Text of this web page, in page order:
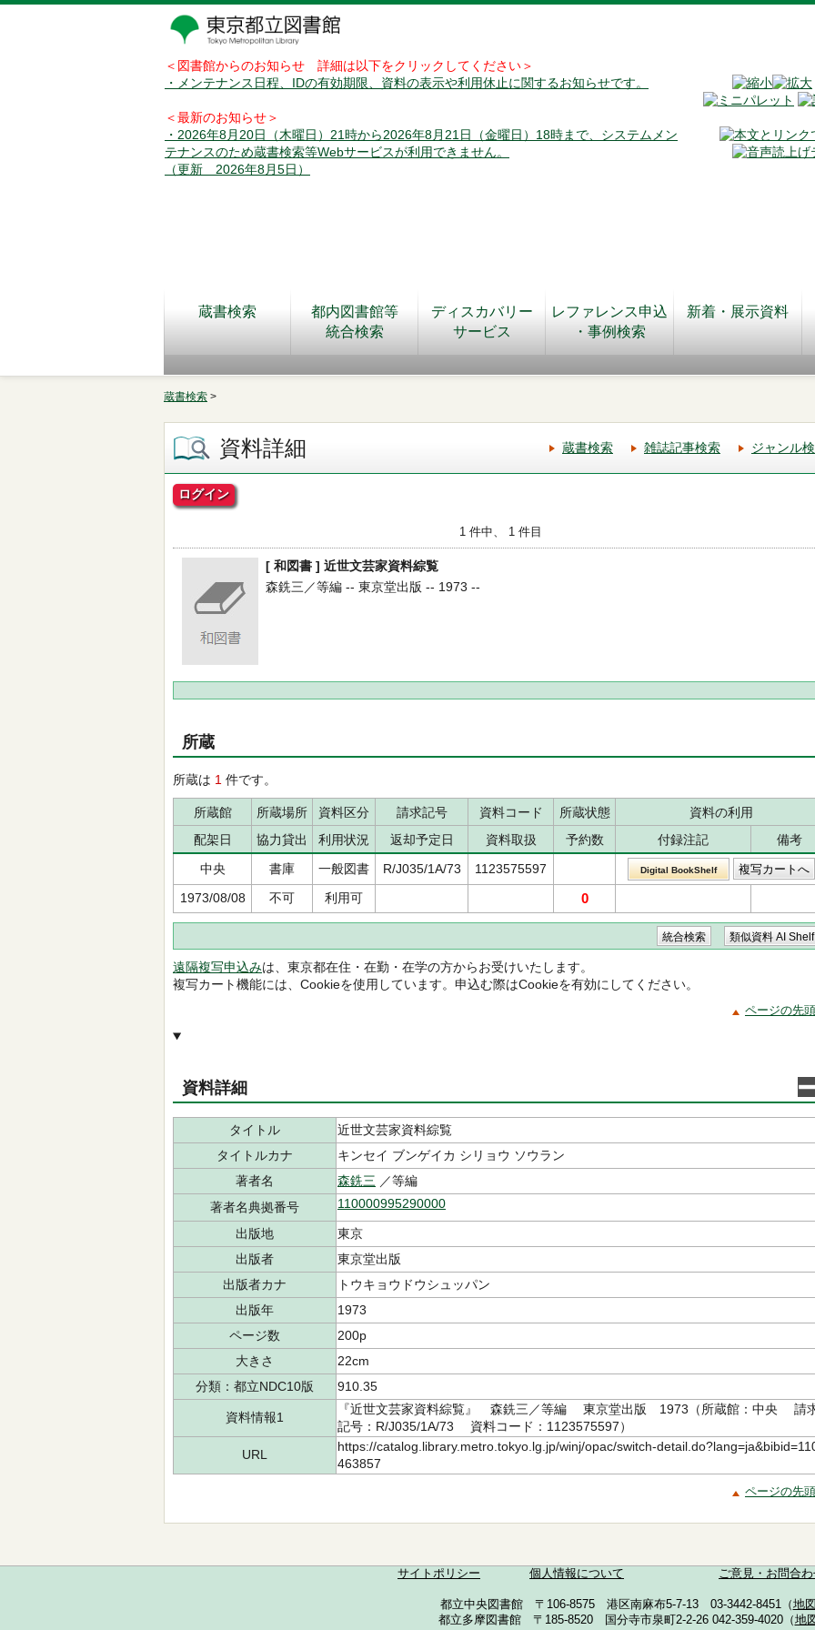
＜図書館からのお知らせ 詳細は以下をクリックしてください＞
・メンテナンス日程、IDの有効期限、資料の表示や利用休止に関するお知らせです。
＜最新のお知らせ＞
・2026年8月20日（木曜日）21時から2026年8月21日（金曜日）18時まで、システムメン
テナンスのため蔵書検索等Webサービスが利用できません。
（更新 2026年8月5日）
蔵書検索
都内図書館等
統合検索
ディスカバリー
サービス
レファレンス申込
・事例検索
新着・展示資料
蔵書検索 >
資料詳細 蔵書検索 雑誌記事検索 ジャンル
ログイン
1 件中、 1 件目
[ 和図書 ] 近世文芸家資料綜覧
森銑三／等編 -- 東京堂出版 -- 1973 --
所蔵
所蔵は 1 件です。
所蔵館 所蔵場所 資料区分 請求記号 資料コード 所蔵状態
資料の利用
配架日
協力貸出 利用状況 返却予定日 資料取扱 予約数 付録注記
備考
中央
書庫 一般図書 R/J035/1A/73 1123575597 Digital BookShelf
1973/08/08 不可 利用可 0
遠隔複写申込みは、東京都在住・在勤・在学の方からお受けいたします。
複写カート機能には、Cookieを使用しています。申込む際はCookieを有効にしてください。
ページの先
資料詳細
タイトル
近世文芸家資料綜覧
タイトルカナ
キンセイ ブンゲイカ シリョウ ソウラン
著者名
森銑三 ／等編
著者名典拠番号
110000995290000
出版地
東京
出版者
東京堂出版
出版者カナ
トウキョウドウシュッパン
出版年
1973
ページ数
200p
大きさ
22cm
分類：都立NDC10版
910.35
資料情報1
『近世文芸家資料綜覧』 森銑三／等編 東京堂出版 1973（所蔵館：中央 請
記号：R/J035/1A/73 資料コード：1123575597）
URL
https://catalog.library.metro.tokyo.lg.jp/winj/opac/switch-
463857
ページの先
サイトポリシー 個人情報について ご意見・お問合
都立中央図書館 〒106-8575 港区南麻布5-7-13 03-3442-8451（地
都立多摩図書館 〒185-8520 国分寺市泉町2-2-26 042-359-4020（地